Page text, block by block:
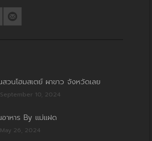
สวนโฮมสเตย์ ผาขาว จังหวัดเลย
September 10, 2024
อาหาร By แม่แฝด
May 26, 2024